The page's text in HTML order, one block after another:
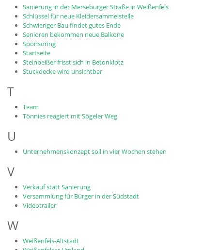
Sanierung in der Merseburger Straße in Weißenfels
Schlüssel für neue Kleidersammelstelle
Schwieriger Bau findet gutes Ende
Senioren bekommen neue Balkone
Sponsoring
Startseite
Steinbeißer frisst sich in Betonklotz
Stuckdecke wird unsichtbar
T
Team
Tönnies reagiert mit Sögeler Weg
U
Unternehmenskonzept soll in vier Wochen stehen
V
Verkauf statt Sanierung
Versammlung für Bürger in der Südstadt
Videotrailer
W
Weißenfels-Altstadt